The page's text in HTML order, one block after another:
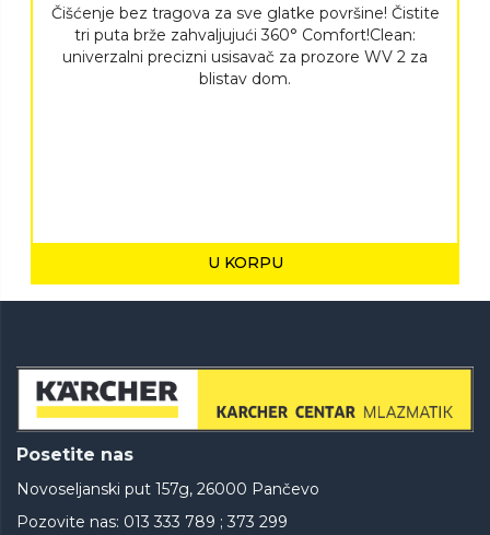
Čišćenje bez tragova za sve glatke površine! Čistite
tri puta brže zahvaljujući 360° Comfort!Clean:
univerzalni precizni usisavač za prozore WV 2 za
blistav dom.
U KORPU
Posetite nas
Novoseljanski put 157g, 26000 Pančevo
Pozovite nas: 013 333 789 ; 373 299